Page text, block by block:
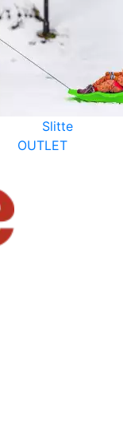
Slitte
OUTLET